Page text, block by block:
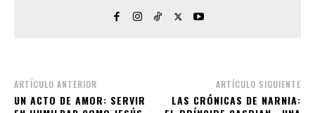
ARTÍCULO ANTERIOR
UN ACTO DE AMOR: SERVIR
ARTÍCULO SIGUIENTE
LAS CRÓNICAS DE NARNIA: